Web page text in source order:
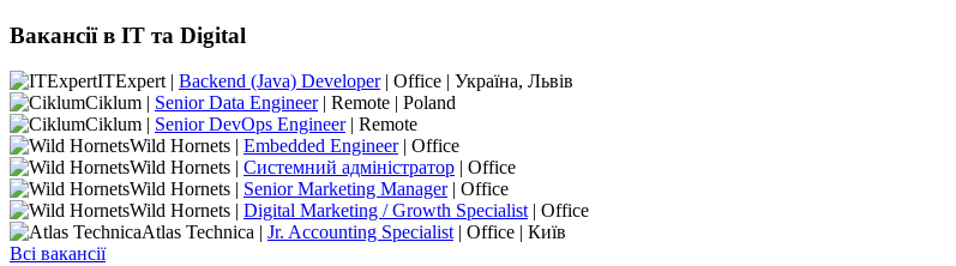
Вакансії в IT та Digital
ITExpert | Backend (Java) Developer| Office | Україна, Львів
Ciklum | Senior Data Engineer| Remote | Poland
Ciklum | Senior DevOps Engineer| Remote
Wild Hornets | Embedded Engineer| Office
Wild Hornets | Системний адміністратор | Office
Wild Hornets | Senior Marketing Manager| Office
Wild Hornets | Digital Marketing / Growth Specialist | Office
Atlas Technica | Jr. Accounting Specialist | Office | Київ
Всі вакансії